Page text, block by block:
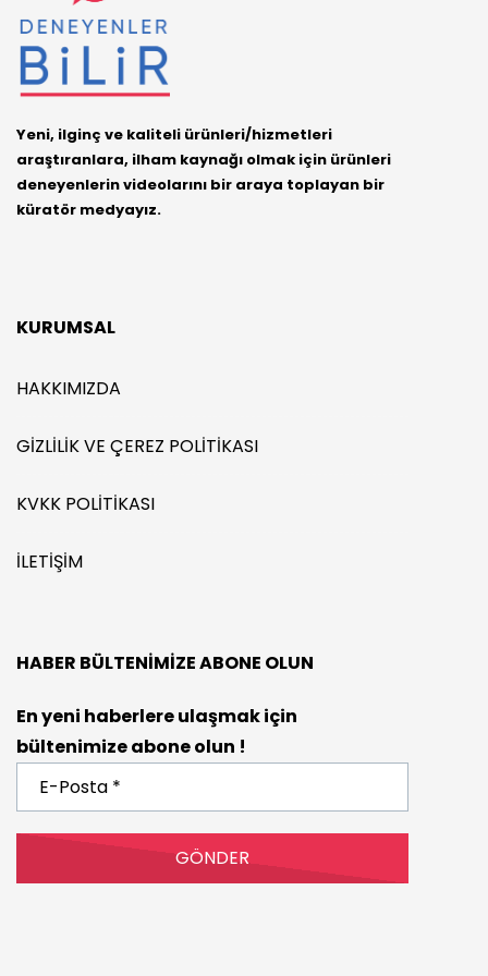
Yeni, ilginç ve kaliteli ürünleri/hizmetleri
araştıranlara, ilham kaynağı olmak için ürünleri
deneyenlerin videolarını bir araya toplayan bir
küratör medyayız.
KURUMSAL
HAKKIMIZDA
GIZLILIK VE ÇEREZ POLITIKASI
KVKK POLITIKASI
İLETIŞIM
HABER BÜLTENIMIZE ABONE OLUN
En yeni haberlere ulaşmak için
bültenimize abone olun !
Posta
*